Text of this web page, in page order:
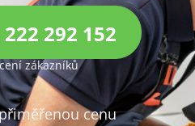
222 292 152
zákazníků
přiměřenou cenu